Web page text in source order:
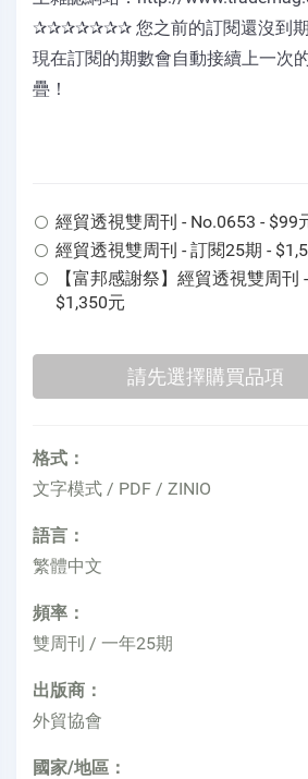
✰✰✰✰✰✰✰ 您之前的訂閱還沒到期
現在訂閱的期數會自動接續上一次
疊！
經貿透視雙周刊 - No.0653 - $99
經貿透視雙周刊 - 訂閱25期 -
【富邦感謝祭】經貿透視雙周刊
$1,350元
格式：
文字模式 / PDF / ZINIO
語言：
繁體中文
頻率：
雙周刊 / 一年25期
出版商：
外貿協會
國家/地區：